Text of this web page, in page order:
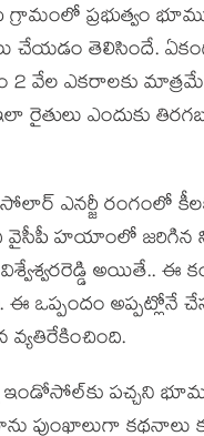
గ్రామంలో ప్ర‌భుత్వం
చేయ‌డం తెలిసిందే.
2 వేల ఎక‌రాల‌కు
ఎందుకు
ఎన‌ర్జీ రంగంలో కీల‌క
హ‌యాంలో జ‌రిగిన
అయితే..
అప్ప‌ట్లోనే
వ్య‌తిరేకించింది.
ప‌చ్చ‌ని
క‌థ‌నాలు